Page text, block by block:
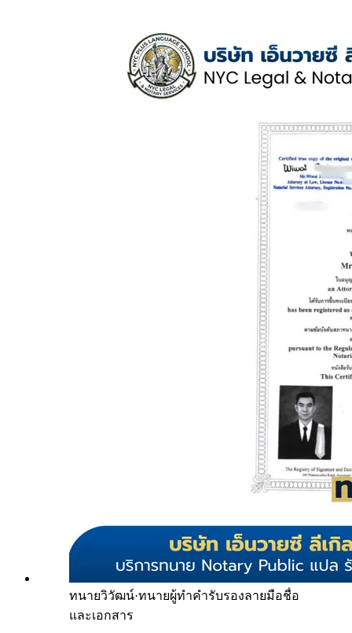
ทนายวิวัฒน์·ทนายผู้ทำคำรับรองลายมือชื่อ
และเอกสาร